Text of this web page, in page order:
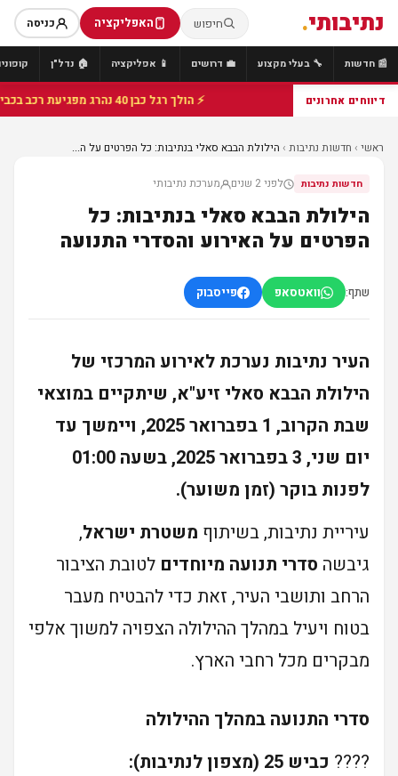
נתיבותי. חיפוש האפליקציה כניסה
📰 חדשות 🔧 בעלי מקצוע 💼 דרושים 📱 אפליקציה 🏠 נדל"ן
דיווחים אחרונים ⚡ הולך רגל כבן 40 נהרג מפגיעת רכב בכביש 25 סמוך לצומת הנשיא, מתנדבי זק"א פועלו בזירה
ראשי › חדשות נתיבות › הילולת הבבא סאלי בנתיבות: כל הפרטים על ה...
חדשות נתיבות לפני 2 שנים מערכת נתיבותי
הילולת הבבא סאלי בנתיבות: כל
הפרטים על האירוע והסדרי התנועה
שתף: וואטסאפ פייסבוק
העיר נתיבות נערכת לאירוע המרכזי של
הילולת הבבא סאלי זיע"א, שיתקיים במוצאי
שבת הקרוב, 1 בפברואר 2025
, ויימשך עד
יום שני, 3 בפברואר 2025
, בשעה 01:00
לפנות בוקר (זמן משוער).
עיריית נתיבות, בשיתוף משטרת ישראל,
גיבשה סדרי תנועה מיוחדים לטובת הציבור
הרחב ותושבי העיר, זאת כדי להבטיח מעבר
בטוח ויעיל במהלך ההילולה הצפויה למשוך אלפי
מבקרים מכל רחבי הארץ.
סדרי התנועה במהלך ההילולה
???? כביש 25 (מצפון לנתיבות):